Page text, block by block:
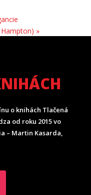
Hampton) »
o knihách Tlačená
od roku 2015 vo
– Martin Kasarda,